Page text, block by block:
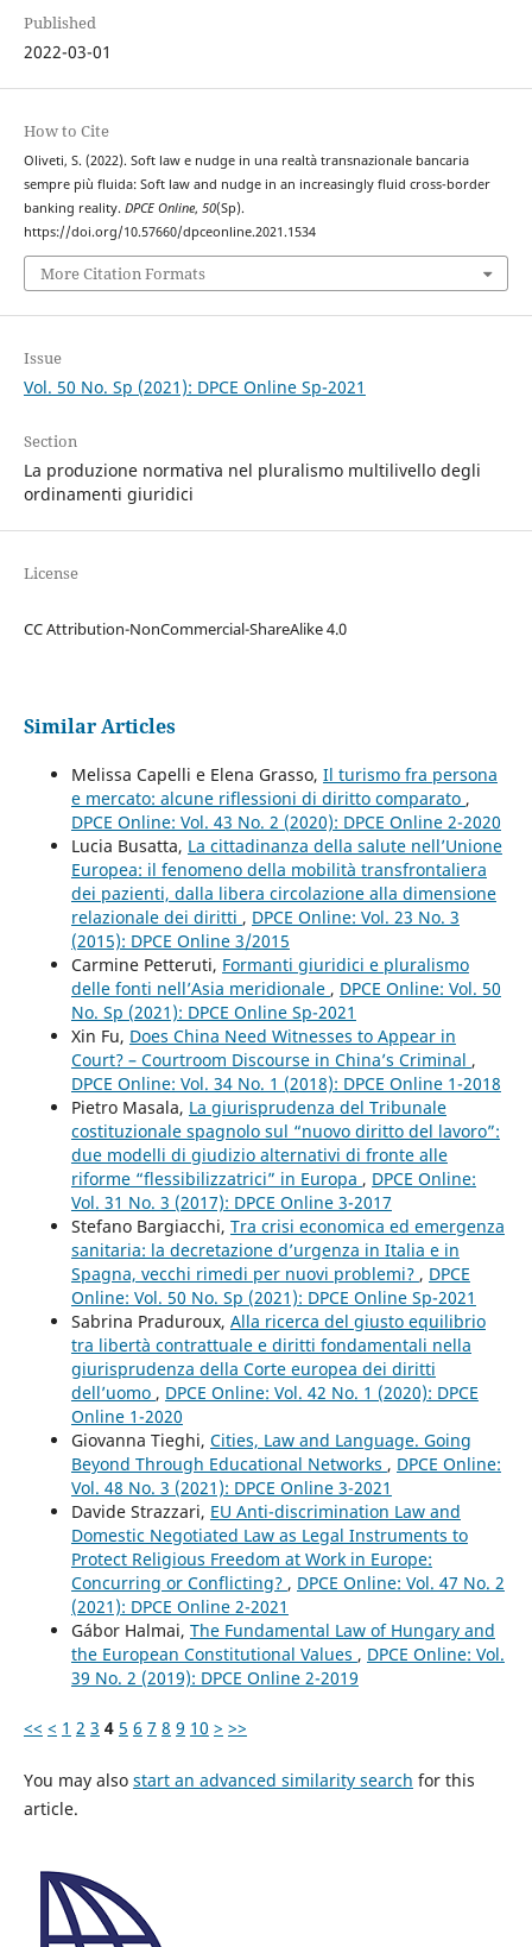
Published
2022-03-01
How to Cite
Oliveti, S. (2022). Soft law e nudge in una realtà transnazionale bancaria
sempre più fluida: Soft law and nudge in an increasingly fluid cross-border
banking reality. DPCE Online, 50(Sp).
https://doi.org/10.57660/dpceonline.2021.1534
More Citation Formats
Issue
Vol. 50 No. Sp (2021): DPCE Online Sp-2021
Section
La produzione normativa nel pluralismo multilivello degli
ordinamenti giuridici
License
CC Attribution-NonCommercial-ShareAlike 4.0
Similar Articles
Melissa Capelli e Elena Grasso, Il turismo fra persona
e mercato: alcune riflessioni di diritto comparato ,
DPCE Online: Vol. 43 No. 2 (2020): DPCE Online 2-2020
Lucia Busatta, La cittadinanza della salute nell’Unione
Europea: il fenomeno della mobilità transfrontaliera
dei pazienti, dalla libera circolazione alla dimensione
relazionale dei diritti , DPCE Online: Vol. 23 No. 3
(2015): DPCE Online 3/2015
Carmine Petteruti, Formanti giuridici e pluralismo
delle fonti nell’Asia meridionale , DPCE Online: Vol. 50
No. Sp (2021): DPCE Online Sp-2021
Xin Fu, Does China Need Witnesses to Appear in
Court? – Courtroom Discourse in China’s Criminal ,
DPCE Online: Vol. 34 No. 1 (2018): DPCE Online 1-2018
Pietro Masala, La giurisprudenza del Tribunale
costituzionale spagnolo sul “nuovo diritto del lavoro”:
due modelli di giudizio alternativi di fronte alle
riforme “flessibilizzatrici” in Europa , DPCE Online:
Vol. 31 No. 3 (2017): DPCE Online 3-2017
Stefano Bargiacchi, Tra crisi economica ed emergenza
sanitaria: la decretazione d’urgenza in Italia e in
Spagna, vecchi rimedi per nuovi problemi? , DPCE
Online: Vol. 50 No. Sp (2021): DPCE Online Sp-2021
Sabrina Praduroux, Alla ricerca del giusto equilibrio
tra libertà contrattuale e diritti fondamentali nella
giurisprudenza della Corte europea dei diritti
dell’uomo , DPCE Online: Vol. 42 No. 1 (2020): DPCE
Online 1-2020
Giovanna Tieghi, Cities, Law and Language. Going
Beyond Through Educational Networks , DPCE Online:
Vol. 48 No. 3 (2021): DPCE Online 3-2021
Davide Strazzari, EU Anti-discrimination Law and
Domestic Negotiated Law as Legal Instruments to
Protect Religious Freedom at Work in Europe:
Concurring or Conflicting? , DPCE Online: Vol. 47 No. 2
(2021): DPCE Online 2-2021
Gábor Halmai, The Fundamental Law of Hungary and
the European Constitutional Values , DPCE Online: Vol.
39 No. 2 (2019): DPCE Online 2-2019
<< < 1 2 3 4 5 6 7 8 9 10 > >>
You may also start an advanced similarity search for this
article.